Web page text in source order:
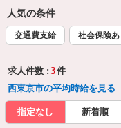
人気の条件
交通費支給 社会保険あ
求人件数 : 3件
西東京市の平均時給を見る
指定なし 新着順